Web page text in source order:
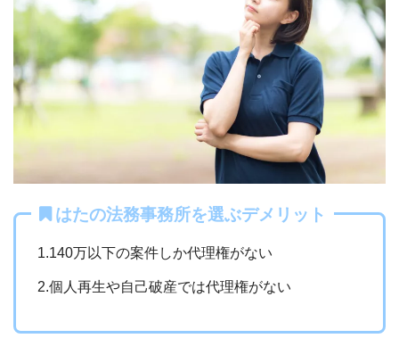
はたの法務事務所を選ぶデメリット
1.140万以下の案件しか代理権がない
2.個人再生や自己破産では代理権がない